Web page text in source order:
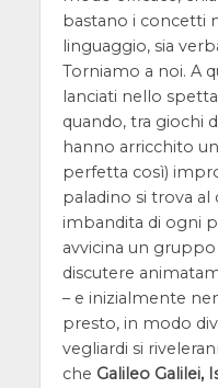
bastano i concetti
linguaggio, sia
Torniamo a noi. A
lanciati nello
quando, tra giochi
hanno arricchito
perfetta così)
paladino si trova
imbandita di ogni
avvicina un gruppo
discutere
– e inizialmente
presto, in modo
vegliardi si
che Galileo Galilei,